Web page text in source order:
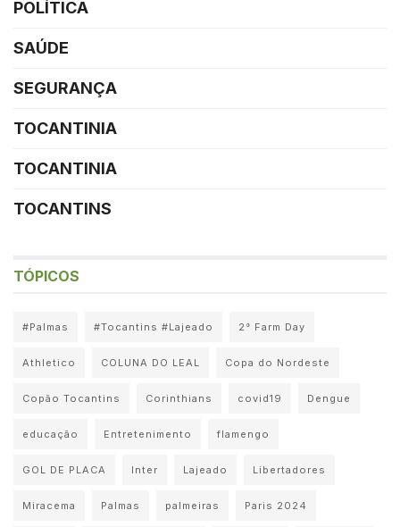
POLÍTICA
SAÚDE
SEGURANÇA
TOCANTINIA
TOCANTINIA
TOCANTINS
TÓPICOS
#Palmas #Tocantins #Lajeado 2° Farm Day
Athletico COLUNA DO LEAL Copa do Nordeste
Copão Tocantins Corinthians covid19 Dengue
educação Entretenimento flamengo
GOL DE PLACA Inter Lajeado Libertadores
Miracema Palmas palmeiras Paris 2024